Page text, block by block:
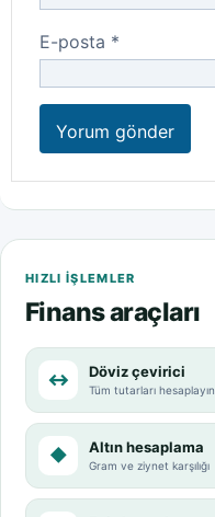
E-posta *
HIZLI IŞLEMLER
Finans araçları
↔ Döviz çevirici
Tüm tutarları hesaplayın
◆ Altın hesaplama
Gram ve ziynet karşılığı